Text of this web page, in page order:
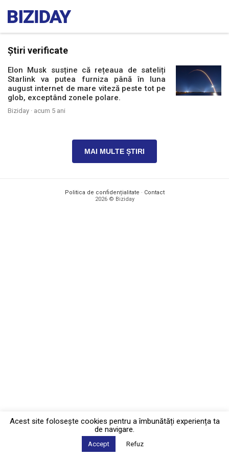
Știri verificate
Elon Musk susține că rețeaua de sateliți
Starlink va putea furniza până în luna
august internet de mare viteză peste tot pe
glob, exceptând zonele polare.
Biziday · acum 5 ani
MAI MULTE ȘTIRI
Politica de confidențialitate · Contact
2026 © Biziday
Acest site foloseşte cookies pentru a îmbunătăți experiența ta
de navigare.
Accept Refuz